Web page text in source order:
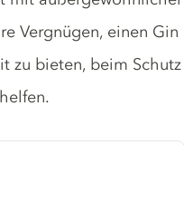
Vergnügen, einen Gin
zu bieten, beim Schutz